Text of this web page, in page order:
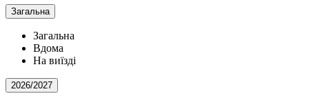
Загальна
Загальна
Вдома
На виїзді
2026/2027